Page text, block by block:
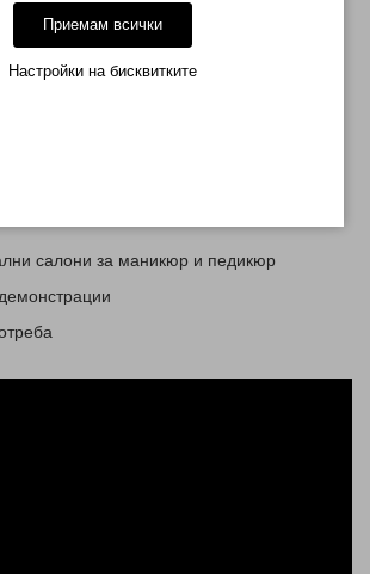
изключете устройството и го
салони за маникюр и педикюр
Приемам всички
Настройки на бисквитките